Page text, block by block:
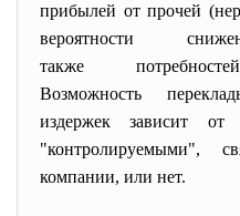
прибылей от прочей
вероятности
также
Возможность
издержек зависит
"контролируемыми",
компании, или нет.